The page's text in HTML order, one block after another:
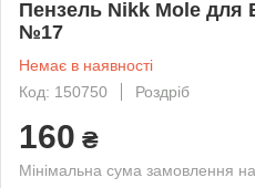
Пензель Nikk Mole для
№17
Немає в наявності
Код: 150750
Роздріб
160 ₴
Мінімальна сума замовлення